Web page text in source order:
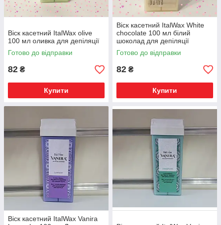
Віск касетний ItalWax olive
100 мл оливка для депіляції
Готово до відправки
82 ₴
Купити
Віск касетний ItalWax White
chocolate 100 мл білий
шоколад для депіляції
Готово до відправки
82 ₴
Купити
Віск касетний ItalWax Vanira